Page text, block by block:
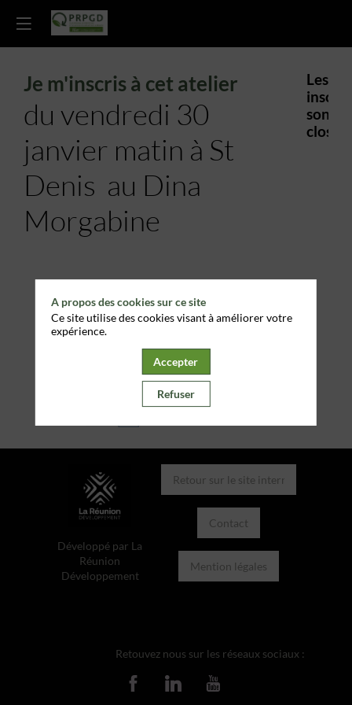
Je m'inscris à cet atelier
du vendredi 30
janvier matin à St
Denis au Dina
Morgabine
Les
sont
closes.
Développé par La
Réunion
Développement
Retour sur le site internet
Contact
Mention légales
Retouvez nous sur les réseaux sociaux :
A propos des cookies sur ce site
Ce site utilise des cookies visant à améliorer votre
expérience.
Accepter
Refuser